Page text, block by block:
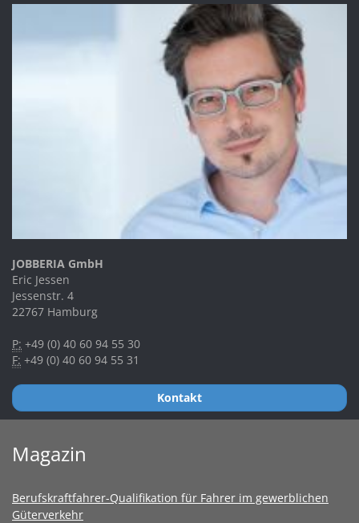
JOBBERIA GmbH
Eric Jessen
Jessenstr. 4
22767 Hamburg
P: +49 (0) 40 60 94 55 30
F: +49 (0) 40 60 94 55 31
Kontakt
Magazin
Berufskraftfahrer-Qualifikation für Fahrer im gewerblichen
Güterverkehr